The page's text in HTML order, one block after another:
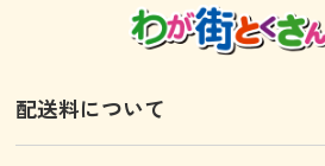
配送料について